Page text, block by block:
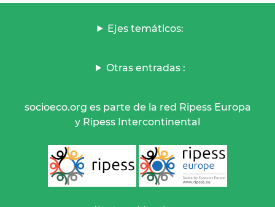
Ejes temáticos:
Otras entradas :
socioeco.org es parte de la red Ripess Europa
y Ripess Intercontinental